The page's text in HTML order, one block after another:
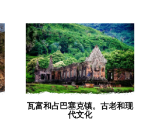
瓦富和占巴塞克镇。古老和现
代文化